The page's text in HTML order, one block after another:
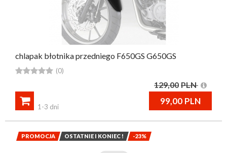
chlapak błotnika przedniego F650GS G650GS
 (0)
129,00 PLN
99,00 PLN

1-3 dni
PROMOCJA OSTATNIE I KONIEC ! -23%